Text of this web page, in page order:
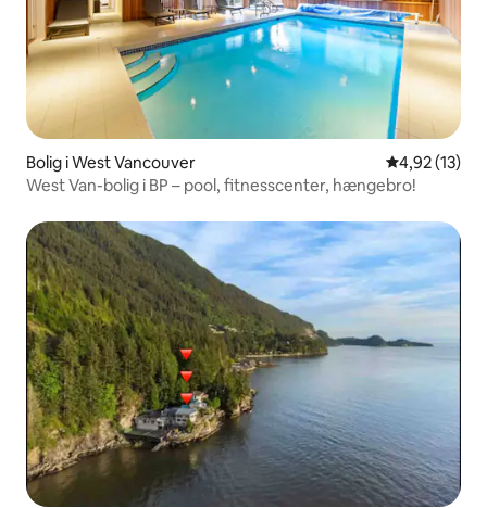
Bolig i West Vancouver 4,92 ud af 5
4,92 (13)
West Van-bolig i BP – pool, fitnesscenter, hængebro!